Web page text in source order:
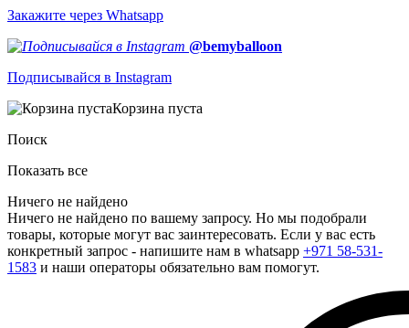
Закажите через Whatsapp
@bemyballoon
Подписывайся в Instagram
Корзина пуста
Поиск
Показать все
Ничего не найдено
Ничего не найдено по вашему запросу. Но мы подобрали
товары, которые могут вас заинтересовать. Если у вас есть
конкретный запрос - напишите нам в whatsapp +971 58-531-
1583 и наши операторы обязательно вам помогут.